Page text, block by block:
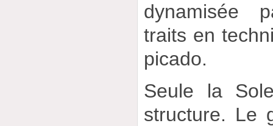
dynamisée
traits en
picado.
Seule la
structure. Le